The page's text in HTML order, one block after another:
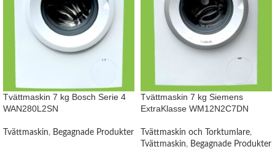
Tvättmaskin 7 kg Bosch Serie 4
WAN280L2SN
Tvättmaskin, Begagnade Produkter
Tvättmaskin 7 kg Siemens
ExtraKlasse WM12N2C7DN
Tvättmaskin och Torktumlare,
Tvättmaskin, Begagnade Produkter